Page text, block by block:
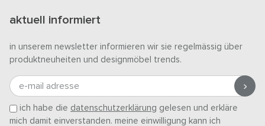
aktuell informiert
in unserem newsletter informieren wir sie regelmässig über
produktneuheiten und designmöbel trends.
e-mail adresse
ich habe die datenschutzerklärung gelesen und erkläre
mich damit einverstanden. meine einwilligung kann ich